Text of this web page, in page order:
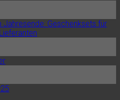
Geschenksets für